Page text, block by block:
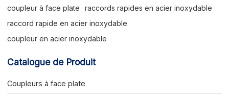
coupleur à face plate
raccords rapides en acier inoxydable
raccord rapide en acier inoxydable
coupleur en acier inoxydable
Catalogue de Produit
Coupleurs à face plate